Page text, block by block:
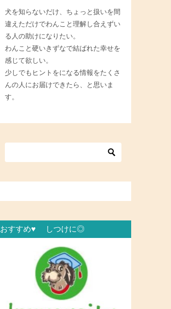
犬を知らないだけ、ちょっと扱いを間
違えただけでわんこと理解し合えずい
る人の助けになりたい。
わんこと硬いきずなで結ばれた幸せを
感じて欲しい。
少しでもヒントをになる情報をたくさ
んの人にお届けできたら、と思いま
す。
おすすめ♥ しつけに◎